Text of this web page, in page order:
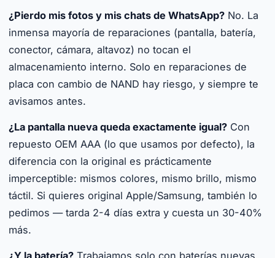
¿Pierdo mis fotos y mis chats de WhatsApp? No. La
inmensa mayoría de reparaciones (pantalla, batería,
conector, cámara, altavoz) no tocan el
almacenamiento interno. Solo en reparaciones de
placa con cambio de NAND hay riesgo, y siempre te
avisamos antes.
¿La pantalla nueva queda exactamente igual? Con
repuesto OEM AAA (lo que usamos por defecto), la
diferencia con la original es prácticamente
imperceptible: mismos colores, mismo brillo, mismo
táctil. Si quieres original Apple/Samsung, también lo
pedimos — tarda 2-4 días extra y cuesta un 30-40%
más.
¿Y la batería? Trabajamos solo con baterías nuevas